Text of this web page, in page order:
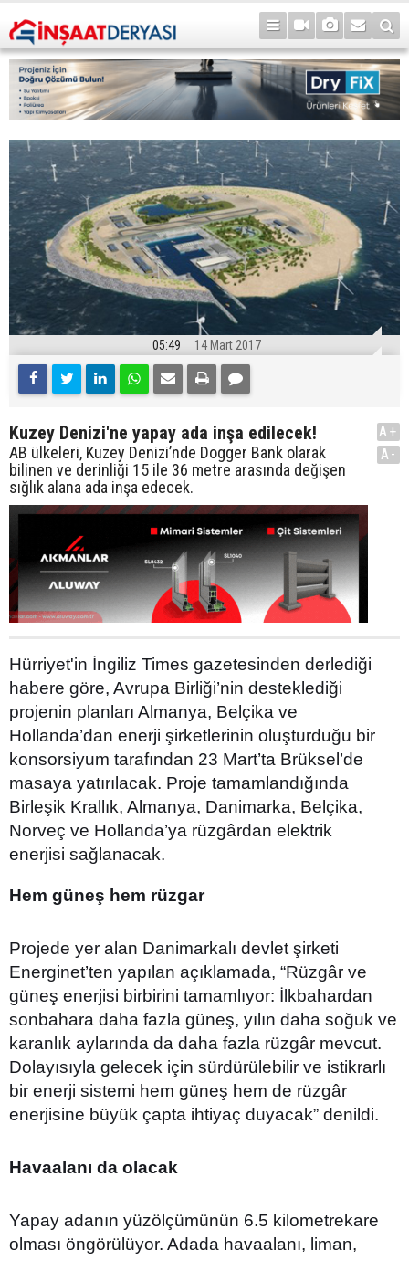
05:49 14 Mart 2017
Kuzey Denizi'ne yapay ada inşa edilecek!
AB ülkeleri, Kuzey Denizi’nde Dogger Bank olarak
bilinen ve derinliği 15 ile 36 metre arasında değişen
sığlık alana ada inşa edecek.
A+
A-
Hürriyet'in İngiliz Times gazetesinden derlediği
habere göre, Avrupa Birliği’nin desteklediği
projenin planları Almanya, Belçika ve
Hollanda’dan enerji şirketlerinin oluşturduğu bir
konsorsiyum tarafından 23 Mart’ta Brüksel’de
masaya yatırılacak. Proje tamamlandığında
Birleşik Krallık, Almanya, Danimarka, Belçika,
Norveç ve Hollanda’ya rüzgârdan elektrik
enerjisi sağlanacak.
Hem güneş hem rüzgar
Projede yer alan Danimarkalı devlet şirketi
Energinet’ten yapılan açıklamada, “Rüzgâr ve
güneş enerjisi birbirini tamamlıyor: İlkbahardan
sonbahara daha fazla güneş, yılın daha soğuk ve
karanlık aylarında da daha fazla rüzgâr mevcut.
Dolayısıyla gelecek için sürdürülebilir ve istikrarlı
bir enerji sistemi hem güneş hem de rüzgâr
enerjisine büyük çapta ihtiyaç duyacak” denildi.
Havaalanı da olacak
Yapay adanın yüzölçümünün 6.5 kilometrekare
olması öngörülüyor. Adada havaalanı, liman,